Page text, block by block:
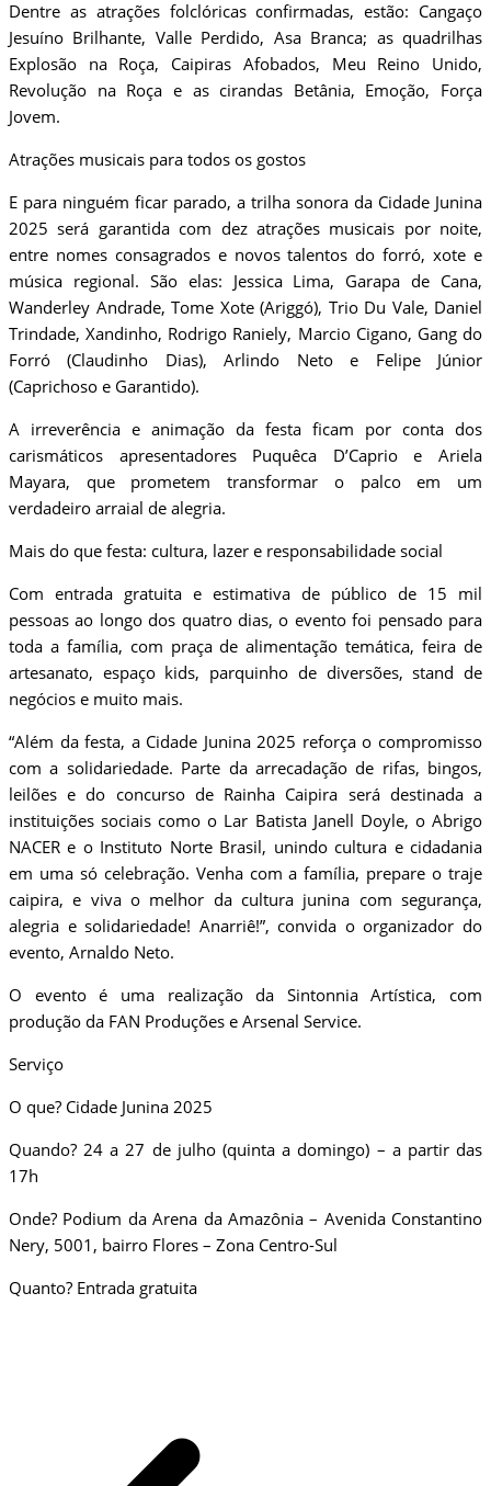
Dentre as atrações folclóricas confirmadas, estão: Cangaço
Jesuíno Brilhante, Valle Perdido, Asa Branca; as quadrilhas
Explosão na Roça, Caipiras Afobados, Meu Reino Unido,
Revolução na Roça e as cirandas Betânia, Emoção, Força
Jovem.
Atrações musicais para todos os gostos
E para ninguém ficar parado, a trilha sonora da Cidade Junina
2025 será garantida com dez atrações musicais por noite,
entre nomes consagrados e novos talentos do forró, xote e
música regional. São elas: Jessica Lima, Garapa de Cana,
Wanderley Andrade, Tome Xote (Ariggó), Trio Du Vale, Daniel
Trindade, Xandinho, Rodrigo Raniely, Marcio Cigano, Gang do
Forró (Claudinho Dias), Arlindo Neto e Felipe Júnior
(Caprichoso e Garantido).
A irreverência e animação da festa ficam por conta dos
carismáticos apresentadores Puquêca D’Caprio e Ariela
Mayara, que prometem transformar o palco em um
verdadeiro arraial de alegria.
Mais do que festa: cultura, lazer e responsabilidade social
Com entrada gratuita e estimativa de público de 15 mil
pessoas ao longo dos quatro dias, o evento foi pensado para
toda a família, com praça de alimentação temática, feira de
artesanato, espaço kids, parquinho de diversões, stand de
negócios e muito mais.
“Além da festa, a Cidade Junina 2025 reforça o compromisso
com a solidariedade. Parte da arrecadação de rifas, bingos,
leilões e do concurso de Rainha Caipira será destinada a
instituições sociais como o Lar Batista Janell Doyle, o Abrigo
NACER e o Instituto Norte Brasil, unindo cultura e cidadania
em uma só celebração. Venha com a família, prepare o traje
caipira, e viva o melhor da cultura junina com segurança,
alegria e solidariedade! Anarriê!”, convida o organizador do
evento, Arnaldo Neto.
O evento é uma realização da Sintonnia Artística, com
produção da FAN Produções e Arsenal Service.
Serviço
O que? Cidade Junina 2025
Quando? 24 a 27 de julho (quinta a domingo) – a partir das
17h
Onde? Podium da Arena da Amazônia – Avenida Constantino
Nery, 5001, bairro Flores – Zona Centro-Sul
Quanto? Entrada gratuita